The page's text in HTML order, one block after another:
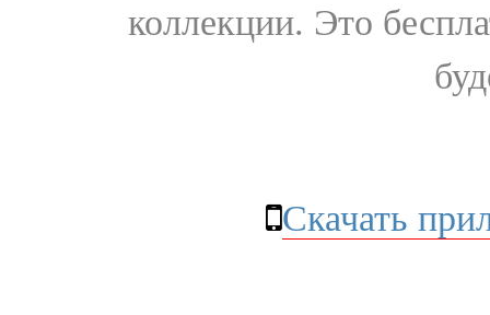
коллекции. Это
Скачать